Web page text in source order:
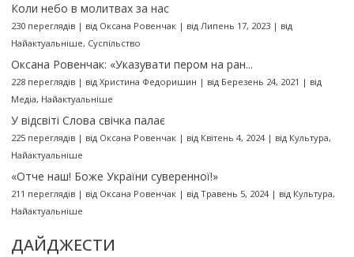
Коли небо в молитвах за нас
230 переглядів| від Оксана Ровенчак| від Липень 17, 2023| від
Найактуальніше, Суспільство
Оксана Ровенчак: «Указувати пером на ран...
228 переглядів| від Христина Федоришин | від Березень 24, 2021 | від
Медіа, Найактуальніше
У відсвіті Слова свічка палає
225 переглядів| від Оксана Ровенчак| від Квітень 4, 2024| від Культура,
Найактуальніше
«Отче наш! Боже України суверенної!»
211 переглядів| від Оксана Ровенчак| від Травень 5, 2024| від Культура,
Найактуальніше
ДАЙДЖЕСТИ